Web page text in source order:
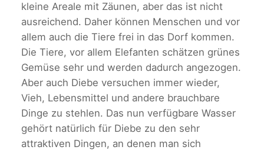
kleine Areale mit Zäunen, aber das ist nicht
ausreichend. Daher können Menschen und vor
allem auch die Tiere frei in das Dorf kommen.
Die Tiere, vor allem Elefanten schätzen grünes
Gemüse sehr und werden dadurch angezogen.
Aber auch Diebe versuchen immer wieder,
Vieh, Lebensmittel und andere brauchbare
Dinge zu stehlen. Das nun verfügbare Wasser
gehört natürlich für Diebe zu den sehr
attraktiven Dingen, an denen man sich